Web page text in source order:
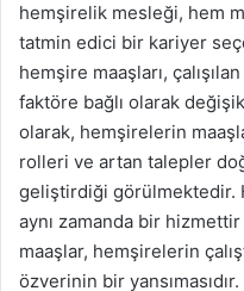
hemşirelik mesleği, hem
tatmin edici bir kariyer
hemşire maaşları,
faktöre bağlı olarak
olarak, hemşirelerin
rolleri ve artan talepler
geliştirdiği görülmektedir.
aynı zamanda bir hizmettir
maaşlar, hemşirelerin
özverinin bir